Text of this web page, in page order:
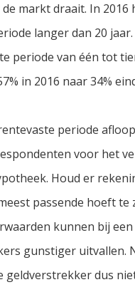
markt draait. In 2016
langer dan 20 jaar.
periode van één tot
in 2016 naar 34%
periode
voor het
Houd er
passende hoeft te
kunnen bij
gunstiger uitvallen.
geldverstrekker dus